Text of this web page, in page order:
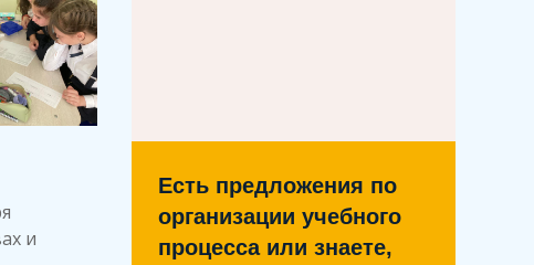
и
Есть предложения по
организации учебного
процесса или знаете,